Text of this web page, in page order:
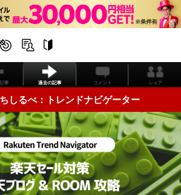
事 過去の記事 コメント シェア
しるべ：トレンドナビゲーター